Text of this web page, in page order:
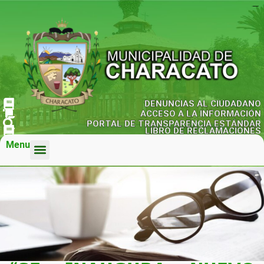
DENUNCIAS AL CIUDADANO
ACCESO A LA INFORMACIÓN
PORTAL DE TRANSPARENCIA ESTÁNDAR
LIBRO DE RECLAMACIONES
Menu